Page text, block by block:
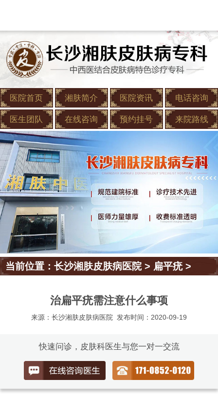
医院首页 湘肤简介 医院资讯 电话咨询
医生团队 在线咨询 预约挂号 来院路线
当前位置：长沙湘肤皮肤病医院> 扁平疣>
治扁平疣需注意什么事项
来源：长沙湘肤皮肤病医院 发布时间：2020-09-19
快速问诊，皮肤科医生与您一对一交流